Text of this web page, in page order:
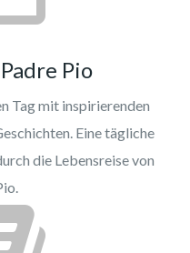
Pio
Tag mit inspirierenden
Eine tägliche
die Lebensreise von